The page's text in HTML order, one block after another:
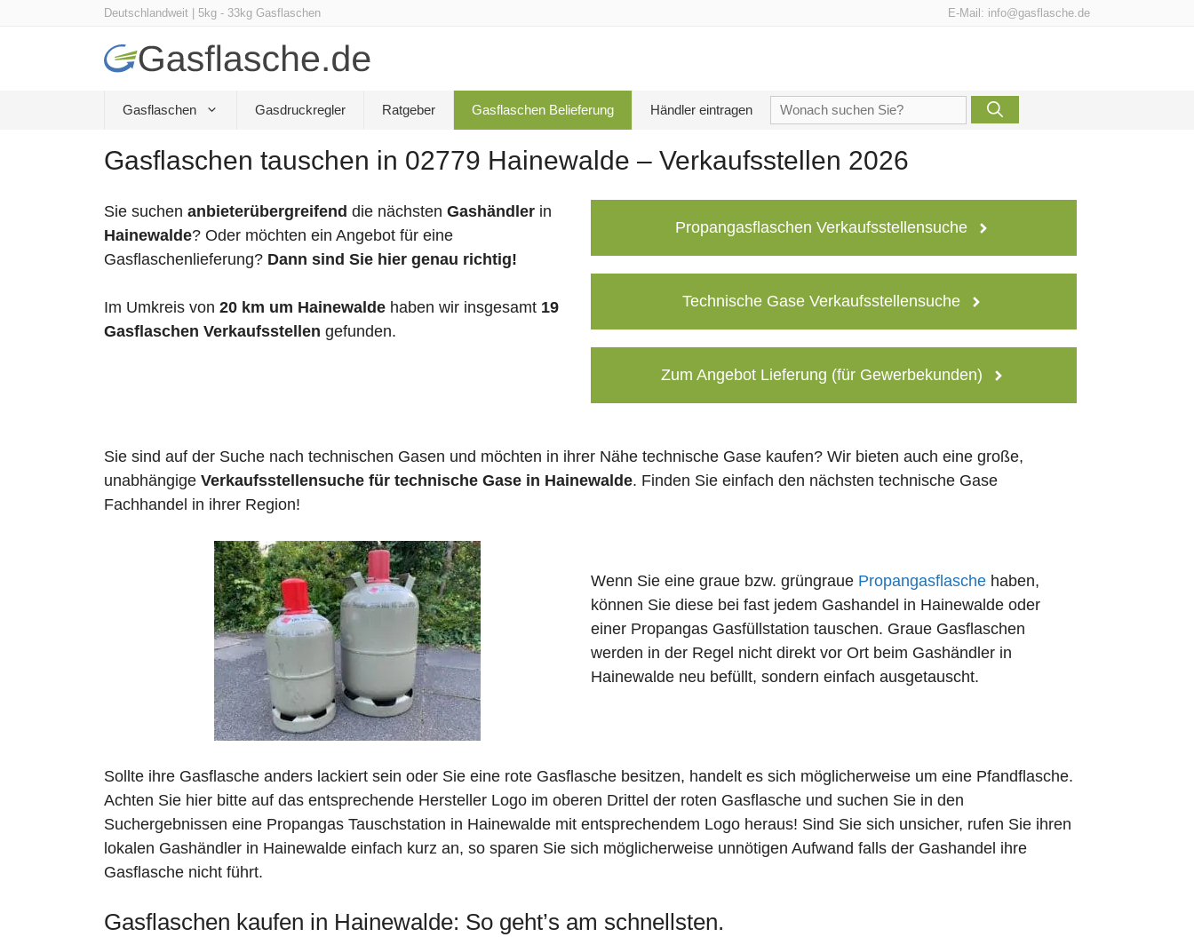
E-Mail: info@gasflasche.de
Deutschlandweit | 5kg - 33kg Gasflaschen
Gasflaschen Gasdruckregler Ratgeber Gasflaschen Belieferung Händler eintragen
Suche
Gasflaschen tauschen in 02779 Hainewalde – Verkaufsstellen 2026
Sie suchen anbieterübergreifend die nächsten Gashändler in
Hainewalde? Oder möchten ein Angebot für eine
Gasflaschenlieferung? Dann sind Sie hier genau richtig!
Im Umkreis von 20 km um Hainewalde haben wir insgesamt 19
Gasflaschen Verkaufsstellen gefunden.
Propangasflaschen Verkaufsstellensuche
Technische Gase Verkaufsstellensuche
Zum Angebot Lieferung (für Gewerbekunden)
Sie sind auf der Suche nach technischen Gasen und möchten in ihrer Nähe technische Gase kaufen? Wir bieten auch eine große,
unabhängige Verkaufsstellensuche für technische Gase in Hainewalde. Finden Sie einfach den nächsten technische Gase
Fachhandel in ihrer Region!
Wenn Sie eine graue bzw. grüngraue Propangasflaschehaben,
können Sie diese bei fast jedem Gashandel in Hainewalde oder
einer Propangas Gasfüllstation tauschen. Graue Gasflaschen
werden in der Regel nicht direkt vor Ort beim Gashändler in
Hainewalde neu befüllt, sondern einfach ausgetauscht.
Sollte ihre Gasflasche anders lackiert sein oder Sie eine rote Gasflasche besitzen, handelt es sich möglicherweise um eine Pfandflasche.
Achten Sie hier bitte auf das entsprechende Hersteller Logo im oberen Drittel der roten Gasflasche und suchen Sie in den
Suchergebnissen eine Propangas Tauschstation in Hainewalde mit entsprechendem Logo heraus! Sind Sie sich unsicher, rufen Sie ihren
lokalen Gashändler in Hainewalde einfach kurz an, so sparen Sie sich möglicherweise unnötigen Aufwand falls der Gashandel ihre
Gasflasche nicht führt.
Gasflaschen kaufen in Hainewalde: So geht’s am schnellsten.